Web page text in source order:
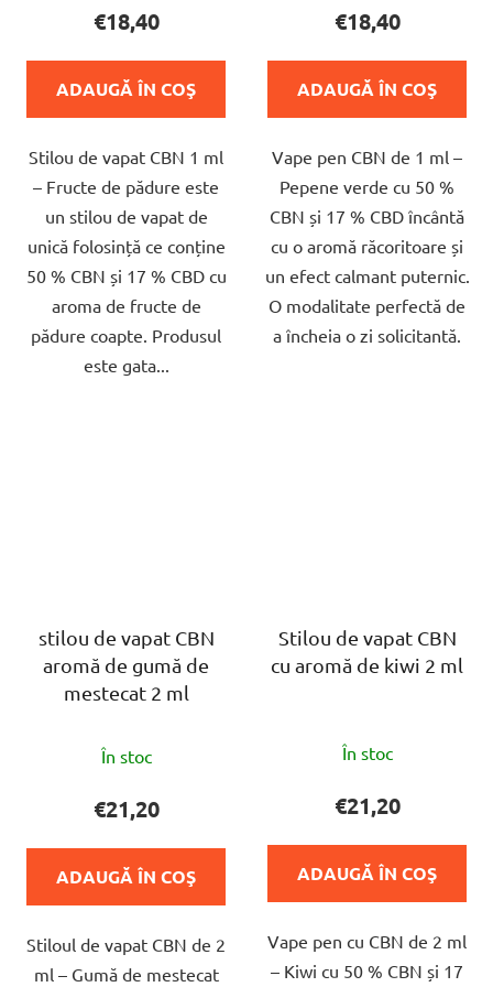
a
produsului
5,0
5
stele.
€18,40
ADAUGĂ ÎN COŞ
Stilou de vapat CBN 1 ml
– Fructe de pădure este
un stilou de vapat de
unică folosință ce conține
50 % CBN și 17 % CBD cu
aroma de fructe de
pădure coapte. Produsul
este gata...
a
produsului
5,0
5
stele.
€18,40
ADAUGĂ ÎN COŞ
Vape pen CBN de 1 ml –
Pepene verde cu 50 %
CBN și 17 % CBD încântă
cu o aromă răcoritoare și
un efect calmant puternic.
O modalitate perfectă de
a încheia o zi solicitantă.
stilou de vapat CBN
aromă de gumă de
mestecat 2 ml
medie
produsului
este
5,0
5
stele.
În stoc
€21,20
ADAUGĂ ÎN COŞ
Stiloul de vapat CBN de 2
ml – Gumă de mestecat
Stilou de vapat CBN
cu aromă de kiwi 2 ml
medie
produsului
este
5,0
5
stele.
În stoc
€21,20
ADAUGĂ ÎN COŞ
Vape pen cu CBN de 2 ml
– Kiwi cu 50 % CBN și 17